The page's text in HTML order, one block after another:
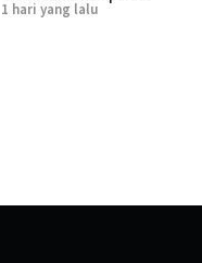
1 hari yang lalu